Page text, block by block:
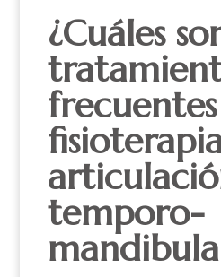
¿Cuáles
temporo-